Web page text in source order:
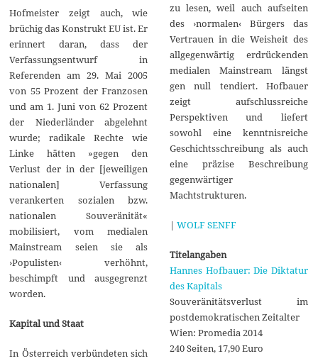
Hofmeister zeigt auch, wie
brüchig das Konstrukt EU ist. Er
erinnert daran, dass der
Verfassungsentwurf in
Referenden am 29. Mai 2005
von 55 Prozent der Franzosen
und am 1. Juni von 62 Prozent
der Niederländer abgelehnt
wurde; radikale Rechte wie
Linke hätten »gegen den
Verlust der in der [jeweiligen
nationalen] Verfassung
verankerten sozialen bzw.
nationalen Souveränität«
mobilisiert, vom medialen
Mainstream seien sie als
›Populisten‹ verhöhnt,
beschimpft und ausgegrenzt
worden.
Kapital und Staat
In Österreich verbündeten sich
zu lesen, weil auch aufseiten
des ›normalen‹ Bürgers das
Vertrauen in die Weisheit des
allgegenwärtig erdrückenden
medialen Mainstream längst
gen null tendiert. Hofbauer
zeigt aufschlussreiche
Perspektiven und liefert
sowohl eine kenntnisreiche
Geschichtsschreibung als auch
eine präzise Beschreibung
gegenwärtiger
Machtstrukturen.
| WOLF SENFF
Titelangaben
Hannes Hofbauer: Die Diktatur
des Kapitals
Souveränitätsverlust im
postdemokratischen Zeitalter
Wien: Promedia 2014
240 Seiten, 17,90 Euro